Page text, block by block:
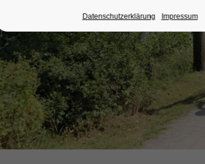
Datenschutzerklärung Impressum